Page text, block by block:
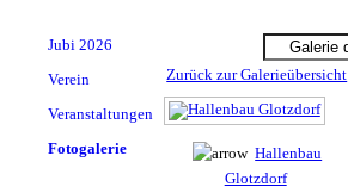
Jubi 2026
Verein
Veranstaltungen
Fotogalerie
Zurück zur Galerieübersicht
Hallenbau
Glotzdorf